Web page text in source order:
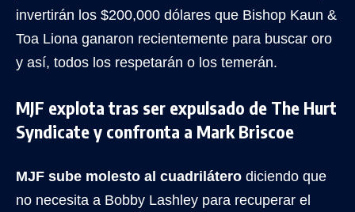
invertirán los $200,000 dólares que Bishop Kaun &
Toa Liona ganaron recientemente para buscar oro
y así, todos los respetarán o los temerán.
MJF explota tras ser expulsado de The Hurt
Syndicate y confronta a Mark Briscoe
MJF sube molesto al cuadrilátero diciendo que
no necesita a Bobby Lashley para recuperar el